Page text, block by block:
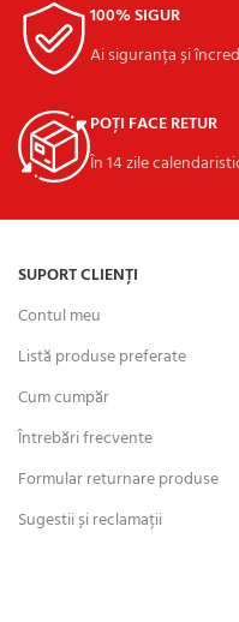
100% SIGUR
Ai siguranța și
POȚI FACE RETUR
În 14 zile
SUPORT CLIENȚI
Contul meu
Listă produse preferate
Cum cumpăr
Întrebări frecvente
Formular returnare produse
Sugestii și reclamații